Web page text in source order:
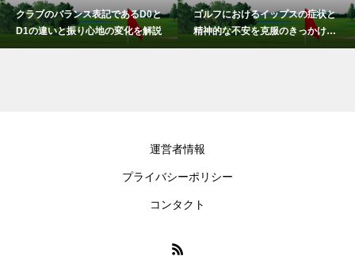
クラブのバランス表記であるD0と
D1の違いと振り心地の変化を解説
ゴルフにおけるイップスの症状と
精神的な不安を克服のきっかけと
は
運営者情報
プライバシーポリシー
コンタクト